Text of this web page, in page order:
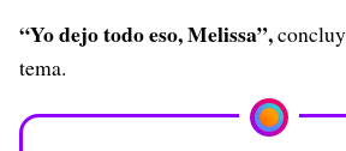
“Yo dejo todo eso, Melissa”,
tema.